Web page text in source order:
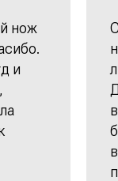
нож
и